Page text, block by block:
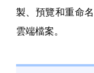
製、預覽和重命
雲端檔案。